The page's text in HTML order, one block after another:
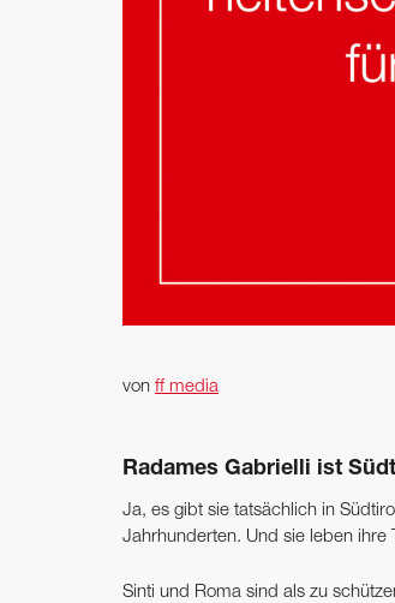
von ff media
Radames Gabrielli ist
Ja, es gibt sie tatsächlich in
Jahrhunderten. Und sie leben ihre
Sinti und Roma sind als zu